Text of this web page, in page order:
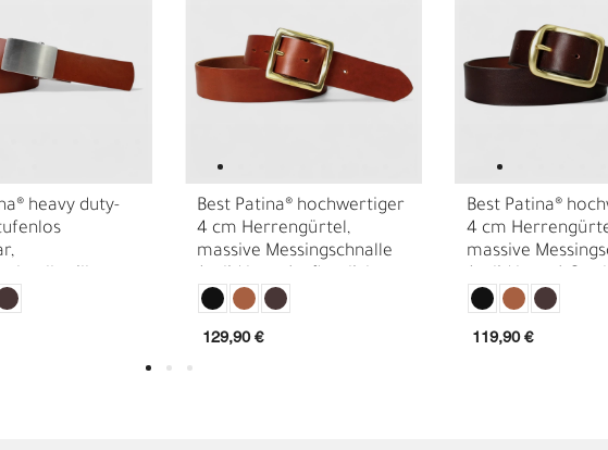
E
heavy duty-
gegerbtes
Best Patina® hochwertiger
4 cm Herrengürtel,
massive Messingschnalle
gegerbtes Sattlerleder
129,90 €
Best Patina®
4 cm
massive
18441
119,90 €